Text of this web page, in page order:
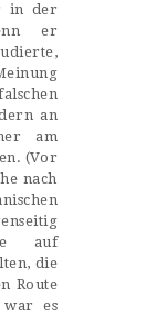
in der
er
an
am
(Vor
nach
auf
die
Route
es